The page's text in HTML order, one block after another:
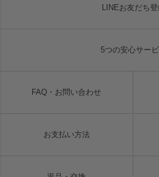
LINEお友だち
5つの安心サー
FAQ・お問い合わせ
お支払い方法